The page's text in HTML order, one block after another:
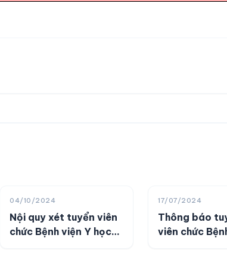
04/10/2024
Nội quy xét tuyển viên
chức Bệnh viện Y học
17/07/2024
Thông báo
viên chức